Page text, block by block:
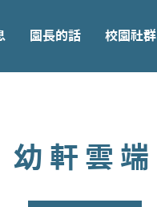
園長的話 校園社群
幼軒雲端